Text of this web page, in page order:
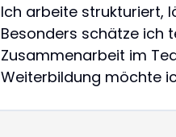
Ich arbeite strukturiert,
Besonders schätze ich
Zusammenarbeit im
Weiterbildung möchte